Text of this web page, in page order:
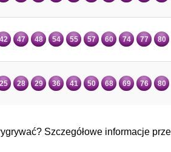
47 48 54 55 57 60 74 77 80
28 29 36 41 50 68 69 76 80
Szczegółowe informacje